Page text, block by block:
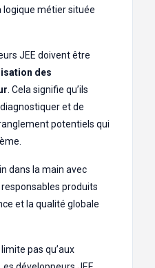
logique métier située
JEE doivent être
des
. Cela signifie qu’ils
et de
potentiels qui
dans la main avec
produits
et la qualité globale
pas qu’aux